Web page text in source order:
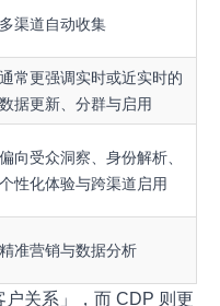
多渠道自动收集
通常更强调实时或近实时的
数据更新、分群与启用
偏向受众洞察、身份解析、
个性化体验与跨渠道启用
精准营销与数据分析
关系」，而 CDP 则更